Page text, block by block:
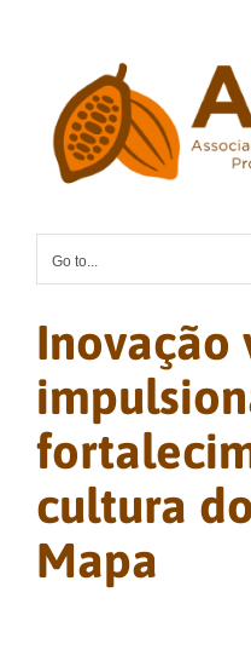
Go to...
Inovação
cultura
Mapa